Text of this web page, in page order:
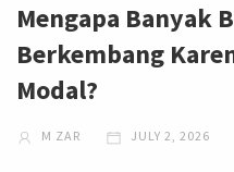
Mengapa Banyak
Berkembang
Modal?
M ZAR JULY 2, 2026